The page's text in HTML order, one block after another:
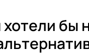
бы